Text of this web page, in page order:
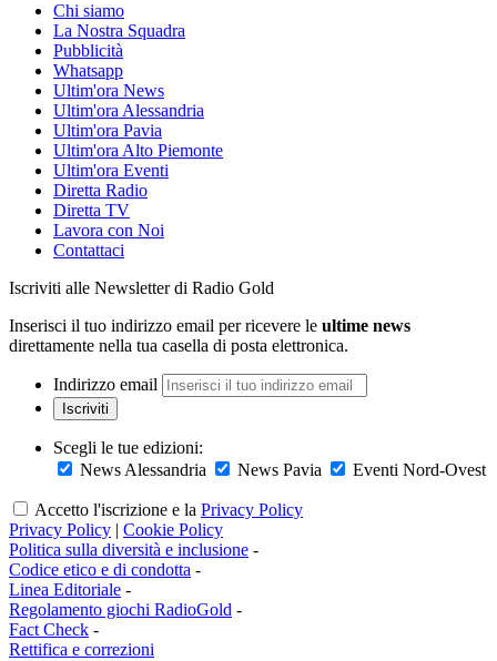
Chi siamo
La Nostra Squadra
Pubblicità
Whatsapp
Ultim'ora News
Ultim'ora Alessandria
Ultim'ora Pavia
Ultim'ora Alto Piemonte
Ultim'ora Eventi
Diretta Radio
Diretta TV
Lavora con Noi
Contattaci
Iscriviti alle Newsletter di Radio Gold
Inserisci il tuo indirizzo email per ricevere le ultime news
direttamente nella tua casella di posta elettronica.
Indirizzo email
Iscriviti
Scegli le tue edizioni:
News Alessandria
News Pavia Eventi Nord-Ovest
Accetto l'iscrizione e la Privacy Policy
Privacy Policy | Cookie Policy
Politica sulla diversità e inclusione -
Codice etico e di condotta -
Linea Editoriale -
Regolamento giochi RadioGold -
Fact Check -
Rettifica e correzioni